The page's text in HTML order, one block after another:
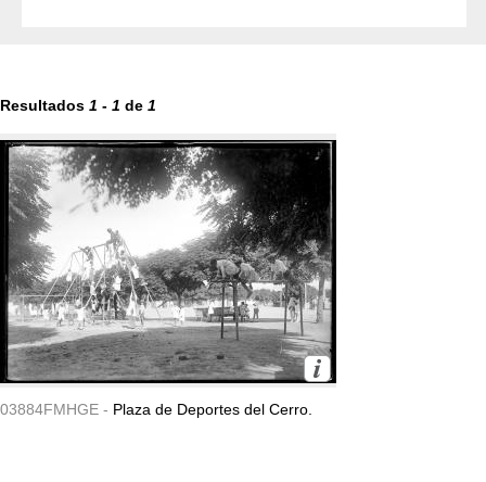
Resultados 1 - 1 de 1
03884FMHGE - Plaza de Deportes del Cerro.